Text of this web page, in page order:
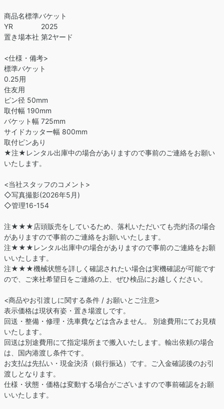
商品名標準バケット
YR 2025
置き場本社 第2ヤード
<仕様・備考>
標準バケット
0.25用
住友用
ピン径 50mm
取付幅 190mm
バケット幅 725mm
サイドカッター幅 800mm
取付ピンあり
★注★レンタル出庫中の場合がありますので事前のご連絡をお願い
いたします。
<当社スタッフのコメント>
◇写真撮影(2026年5月)
◇管理16-154
注★★★店頭販売をしているため、落札いただいても売約済の場合
がありますので事前のご連絡をお願いいたします。
注★★★レンタル出庫中の場合がありますので事前のご連絡をお願
いいたします。
注★★★機械状態を詳しく確認されたい場合は実機確認が可能です
ので、ご来社希望日をご連絡の上、ぜひ検品にお越しください。
<商品やお引渡しに関する条件 / お願いとご注意>
表示価格は現状有姿・置き場渡しです。
回送・整備・修理・洗車費などは含みません。 別途費用にてお見積
いたします。
回送は別途費用にて指定場所まで搬入いたします。輸出依頼の場合
は、国内港渡し条件です。
お支払は先払い・現金決済（銀行振込）です。ご入金確認後のお引
渡しとなります。
仕様・状態・価格は変動する場合がございますので事前確認をお願
いいたします。